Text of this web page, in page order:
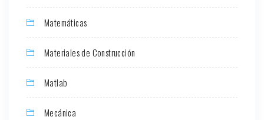
Matemáticas
Materiales de Construcción
Matlab
Mecánica